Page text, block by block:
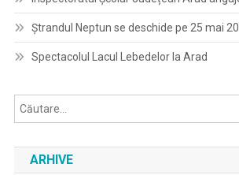
Ștrandul Neptun se deschide pe 25 mai
Spectacolul Lacul Lebedelor la Arad
ARHIVE